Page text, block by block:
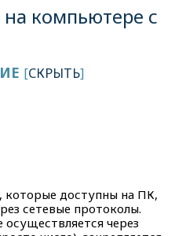
компьютере с
[СКРЫТЬ]
которые доступны на ПК,
сетевые протоколы.
через